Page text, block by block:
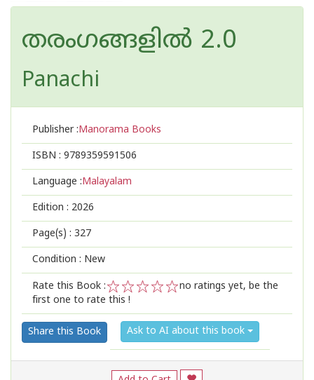
തരംഗങ്ങളിൽ 2.0
Panachi
Publisher :Manorama Books
ISBN : 9789359591506
Language :Malayalam
Edition : 2026
Page(s) : 327
Condition : New
Rate this Book :
2
1
no ratings yet, be the
first one to rate this !
Share this Book Ask to AI about this book